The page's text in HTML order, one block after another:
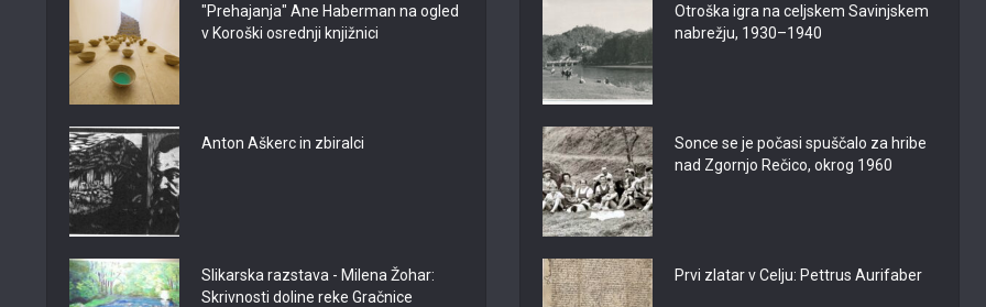
"Prehajanja" Ane Haberman na ogled
v Koroški osrednji knjižnici
Anton Aškerc in zbiralci
Slikarska razstava - Milena Žohar:
Skrivnosti doline reke Gračnice
Otroška igra na celjskem Savinjskem
nabrežju, 1930–1940
Sonce se je počasi spuščalo za hribe
nad Zgornjo Rečico, okrog 1960
Prvi zlatar v Celju: Pettrus Aurifaber